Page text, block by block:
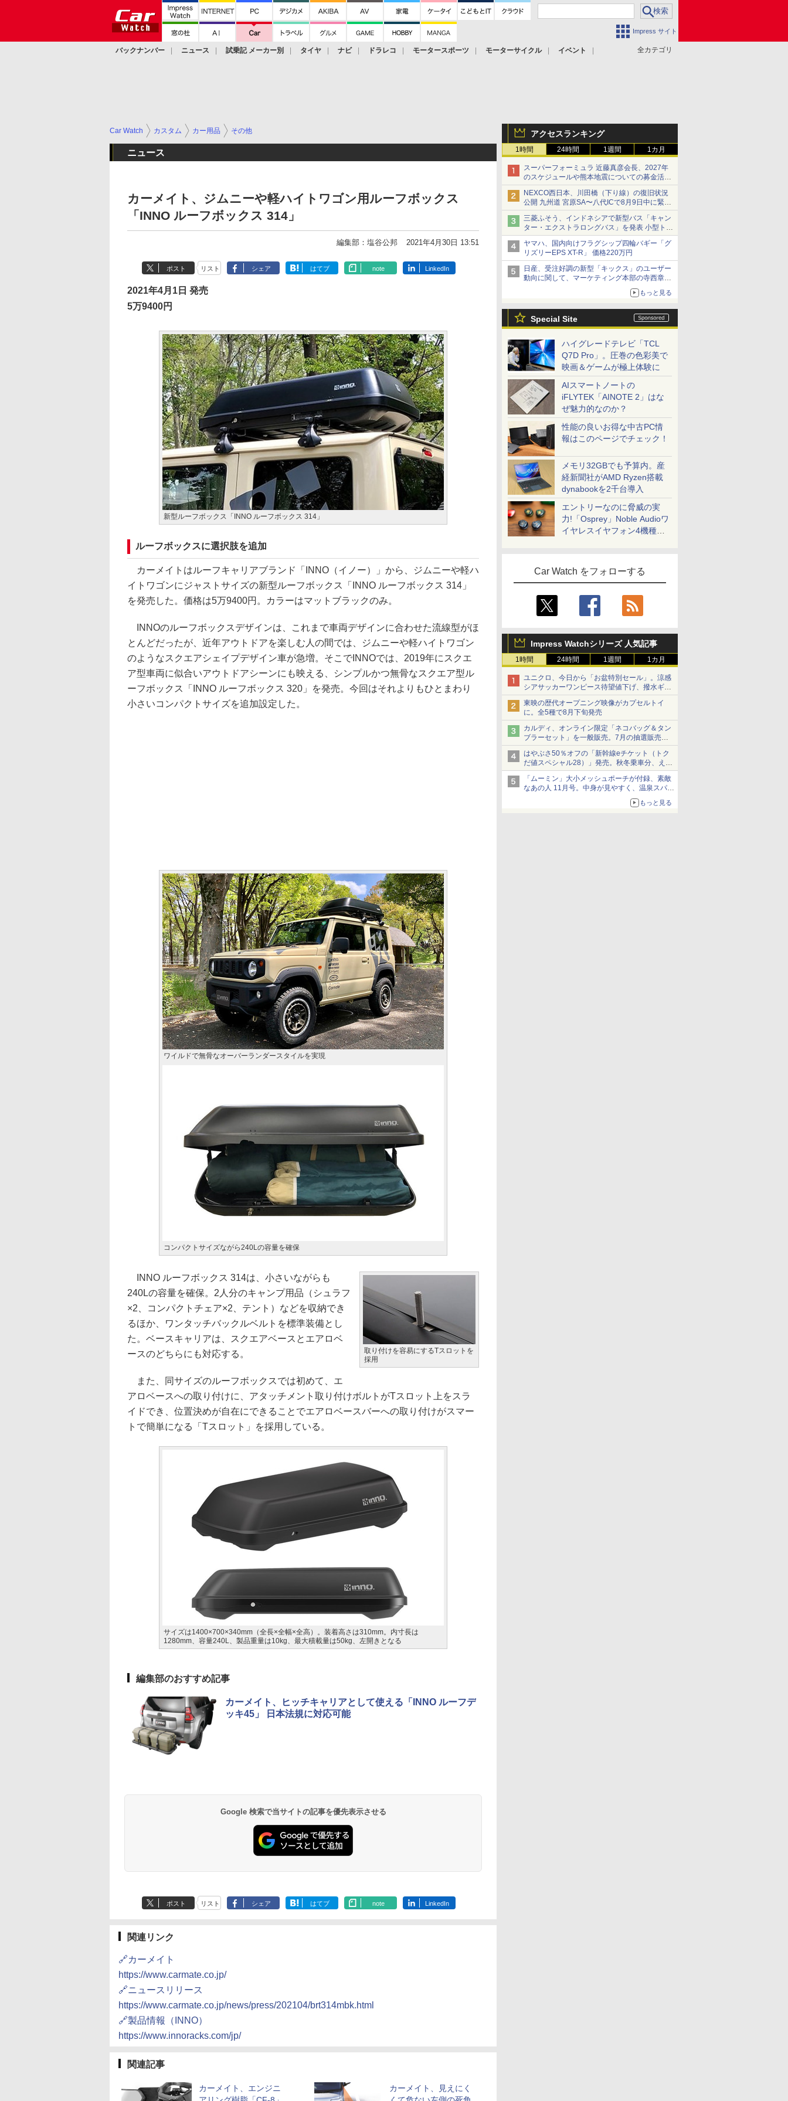
Impress サイト
全カテゴリ
バックナンバー ニュース 試乗記 メーカー別 タイヤ ナビ ドラレコ モータースポーツ モーターサイクル
イベント
アクセスランキング
1時間 24時間 1週間 1カ月
スーパーフォーミュラ 近藤真彦会長、2027年
のスケジュールや熊本地震についての募金活動
を紹介
NEXCO西日本、川田橋（下り線）の復旧状況
公開 九州道 宮原SA〜八代ICで8月9日中に緊急
車両を通行可能に
三菱ふそう、インドネシアで新型バス「キャン
ター・エクストラロングバス」を発表 小型トラ
ックベースの観光・旅客輸送向けバス
ヤマハ、国内向けフラグシップ四輪バギー「グ
リズリーEPS XT-R」 価格220万円
日産、受注好調の新型「キックス」のユーザー
動向に関して、マーケティング本部の寺西章氏
もっと見る
Special Site
ハイグレードテレビ「TCL
Q7D Pro」。圧巻の色彩美で
映画＆ゲームが極上体験に
AIスマートノートの
iFLYTEK「AINOTE 2」はな
ぜ魅力的なのか？
性能の良いお得な中古PC情
報はこのページでチェック！
メモリ32GBでも予算内。産
経新聞社がAMD Ryzen搭載
dynabookを2千台導入
エントリーなのに脅威の実
力!「Osprey」Noble Audioワ
イヤレスイヤフォン4機種を
Car Watch をフォローする
Impress Watchシリーズ 人気記事
1時間 24時間 1週間 1カ月
ユニクロ、今日から「お盆特別セール」。涼感
シアサッカーワンピース待望値下げ、撥水ギア
ショーツは1990円に
東映の歴代オープニング映像がカプセルトイ
に。全5種で8月下旬発売
カルディ、オンライン限定「ネコバッグ＆タン
ブラーセット」を一般販売。7月の抽選販売の
当選無効分
はやぶさ50％オフの「新幹線eチケット（トク
だ値スペシャル28）」発売。秋冬乗車分、えき
ねっと限定
「ムーミン」大小メッシュポーチが付録、素敵
なあの人 11月号。中身が見やすく、温泉スパに
もっと見る
Car Watch カスタム カー用品 その他
ニュース
カーメイト、ジムニーや軽ハイトワゴン用ルーフボックス
「INNO ルーフボックス 314」
編集部：塩谷公邦 2021年4月30日 13:51
ポスト リスト シェア はてブ note LinkedIn
2021年4月1日 発売
5万9400円
新型ルーフボックス「INNO ルーフボックス 314」
ルーフボックスに選択肢を追加
カーメイトはルーフキャリアブランド「INNO（イノー）」から、ジムニーや軽ハ
イトワゴンにジャストサイズの新型ルーフボックス「INNO ルーフボックス 314」
を発売した。価格は5万9400円。カラーはマットブラックのみ。
INNOのルーフボックスデザインは、これまで車両デザインに合わせた流線型がほ
とんどだったが、近年アウトドアを楽しむ人の間では、ジムニーや軽ハイトワゴン
のようなスクエアシェイプデザイン車が急増。そこでINNOでは、2019年にスクエ
ア型車両に似合いアウトドアシーンにも映える、シンプルかつ無骨なスクエア型ル
ーフボックス「INNO ルーフボックス 320」を発売。今回はそれよりもひとまわり
小さいコンパクトサイズを追加設定した。
ワイルドで無骨なオーバーランダースタイルを実現
コンパクトサイズながら240Lの容量を確保
取り付けを容易にするTスロットを
採用
INNO ルーフボックス 314は、小さいながらも
240Lの容量を確保。2人分のキャンプ用品（シュラフ
×2、コンパクトチェア×2、テント）などを収納でき
るほか、ワンタッチバックルベルトを標準装備とし
た。ベースキャリアは、スクエアベースとエアロベ
ースのどちらにも対応する。
また、同サイズのルーフボックスでは初めて、エ
アロベースへの取り付けに、アタッチメント取り付けボルトがTスロット上をスラ
イドでき、位置決めが自在にできることでエアロベースバーへの取り付けがスマー
トで簡単になる「Tスロット」を採用している。
サイズは1400×700×340mm（全長×全幅×全高）。装着高さは310mm。内寸長は
1280mm、容量240L、製品重量は10kg、最大積載量は50kg、左開きとなる
編集部のおすすめ記事
カーメイト、ヒッチキャリアとして使える「INNO ルーフデ
ッキ45」 日本法規に対応可能
Google 検索で当サイトの記事を優先表示させる
ポスト リスト シェア はてブ note LinkedIn
関連リンク
🔗カーメイト
https://www.carmate.co.jp/
🔗ニュースリリース
https://www.carmate.co.jp/news/press/202104/brt314mbk.html
🔗製品情報（INNO）
https://www.innoracks.com/jp/
関連記事
カーメイト、エンジニ
カーメイト、見えにく